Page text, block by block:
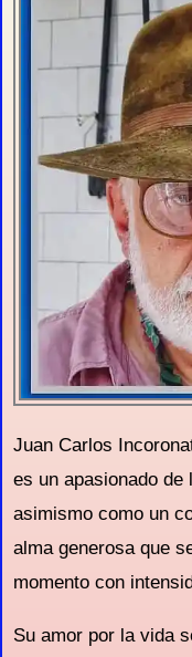
Juan Carlos
es un apasionado
asimismo como un
alma generosa que
momento con
Su amor por la vida